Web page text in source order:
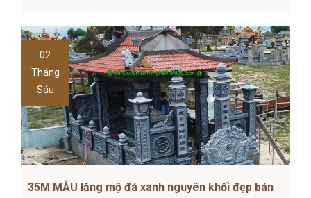
02
Tháng
Sáu
35M MẪU lăng mộ đá xanh nguyên khối đẹp bán